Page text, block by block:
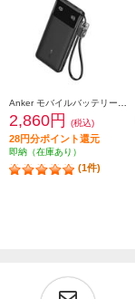
2,860円 (税込)
28円分ポイント還元
即納（在庫あり）
(1件)